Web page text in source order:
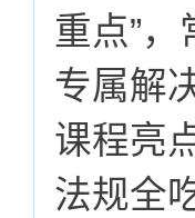
重点”
专属解
课程亮
法规全